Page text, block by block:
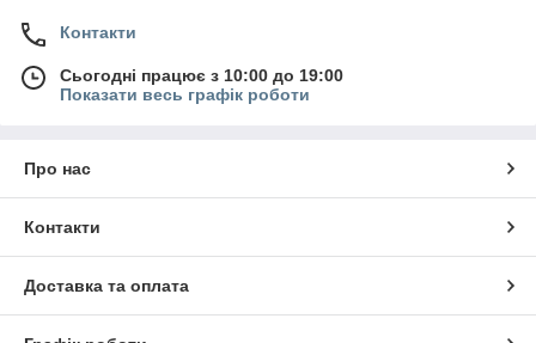
Контакти
Сьогодні працює з 10:00 до 19:00
Показати весь графік роботи
Про нас
Контакти
Доставка та оплата